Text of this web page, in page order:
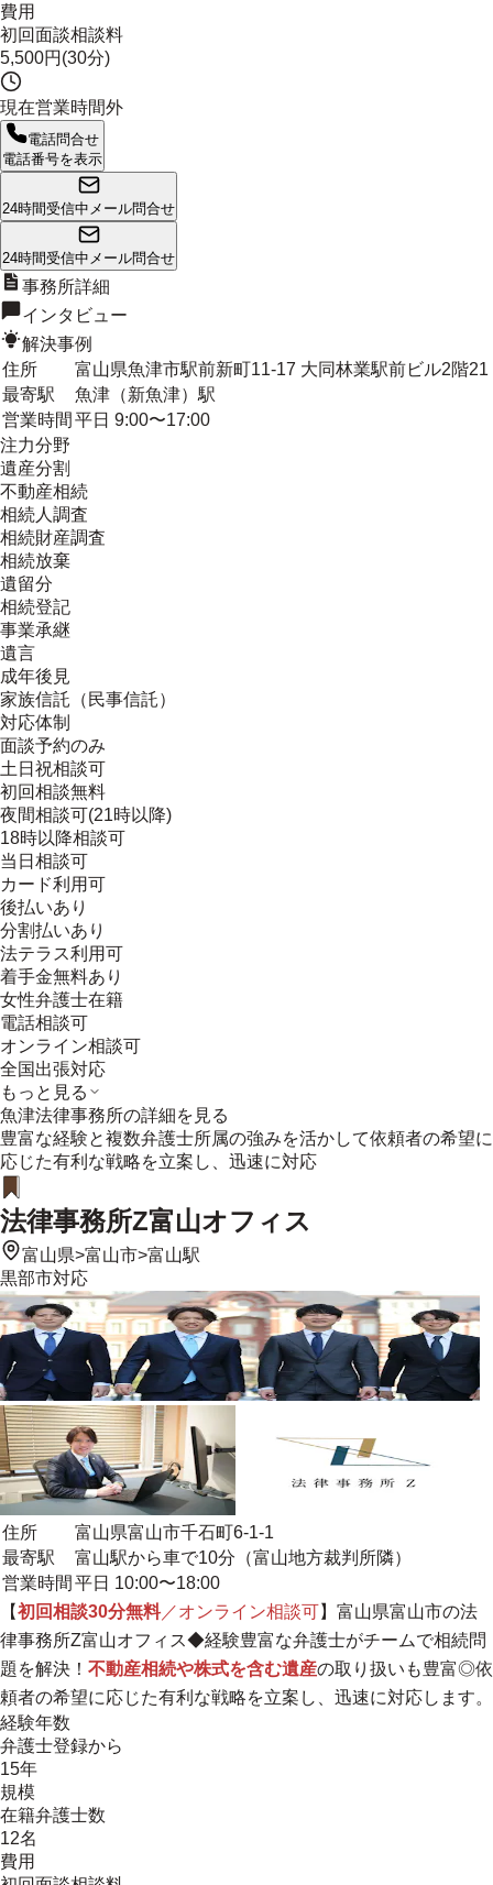
費用
初回面談相談料
5,500円(30分)
現在営業時間外
電話問合せ
電話番号を表示
24時間受信中 メール問合せ
24時間受信中 メール問合せ
事務所詳細
インタビュー
解決事例
住所
富山県魚津市駅前新町11-17 大同林業駅前ビル2階21
最寄駅
魚津（新魚津）駅
営業時間 平日 9:00〜17:00
注力分野
遺産分割
不動産相続
相続人調査
相続財産調査
相続放棄
遺留分
相続登記
事業承継
遺言
成年後見
家族信託（民事信託）
対応体制
面談予約のみ
土日祝相談可
初回相談無料
夜間相談可(21時以降)
18時以降相談可
当日相談可
カード利用可
後払いあり
分割払いあり
法テラス利用可
着手金無料あり
女性弁護士在籍
電話相談可
オンライン相談可
全国出張対応
もっと見る
魚津法律事務所の詳細を見る
豊富な経験と複数弁護士所属の強みを活かして依頼者の希望に
応じた有利な戦略を立案し、迅速に対応
法律事務所Z富山オフィス
富山県>富山市>富山駅
黒部市対応
住所
富山県富山市千石町6-1-1
最寄駅
富山駅から車で10分（富山地方裁判所隣）
営業時間 平日 10:00〜18:00
【初回相談30分無料／オンライン相談可】富山県富山市の法
律事務所Z富山オフィス◆経験豊富な弁護士がチームで相続問
題を解決！ 不動産相続や株式を含む遺産の取り扱いも豊富◎依
頼者の希望に応じた有利な戦略を立案し、迅速に対応します。
経験年数
弁護士登録から
15年
規模
在籍弁護士数
12名
費用